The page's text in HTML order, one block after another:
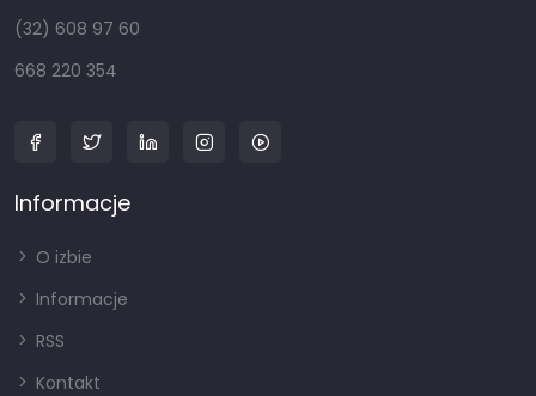
(32) 608 97 60
668 220 354
Informacje
O izbie
Informacje
RSS
Kontakt